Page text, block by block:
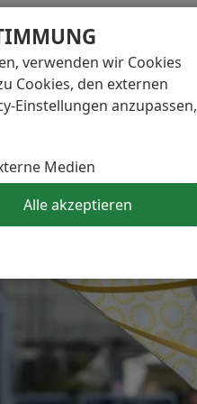
verwenden wir Cookies
Cookies, den externen
Einstellungen anzupassen,
Medien
Alle akzeptieren